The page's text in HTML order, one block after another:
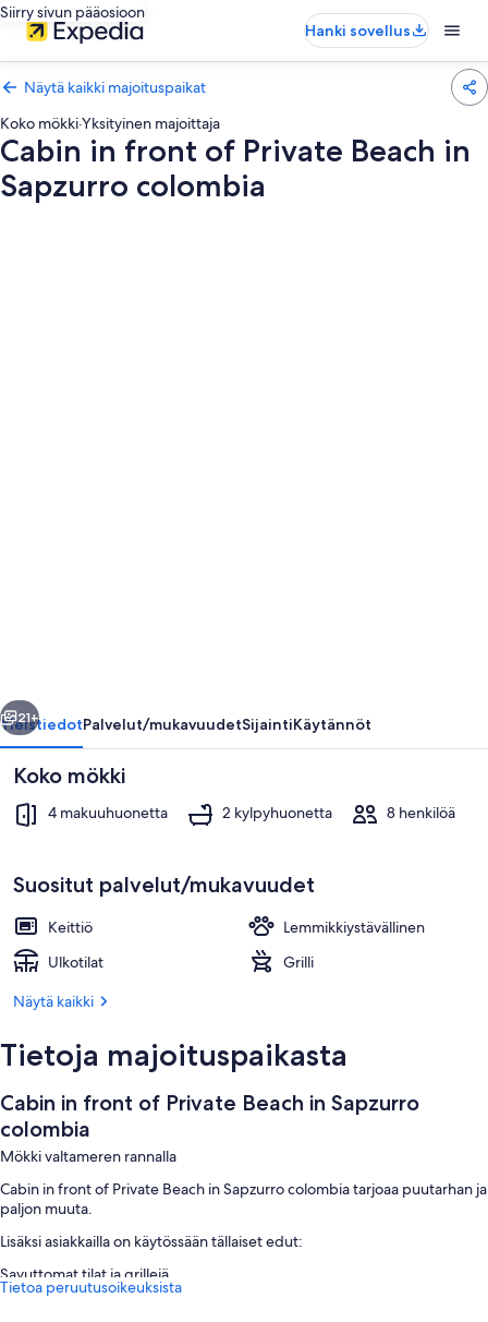
Siirry sivun pääosioon
Hanki sovellus
Näytä kaikki majoituspaikat
Koko mökki·Yksityinen majoittaja
Cabin in front of Private Beach in
Sapzurro colombia
Sapzurro
colombia
valokuvagalleria
Terassi/patio
Seuraava
21+
YleistiedotPalvelut/mukavuudetSijaintiKäytännöt
Koko mökki
4 makuuhuonetta 2 kylpyhuonetta 8 henkilöä
Suositut palvelut/mukavuudet
Keittiö
Lemmikkiystävällinen
Ulkotilat
Grilli
Näytä kaikki
Tietoja majoituspaikasta
Cabin in front of Private Beach in Sapzurro
colombia
Mökki valtameren rannalla
Cabin in front of Private Beach in Sapzurro colombia tarjoaa puutarhan ja
paljon muuta.
Lisäksi asiakkailla on käytössään tällaiset edut:
Savuttomat tilat ja grillejä
Tietoa peruutusoikeuksista